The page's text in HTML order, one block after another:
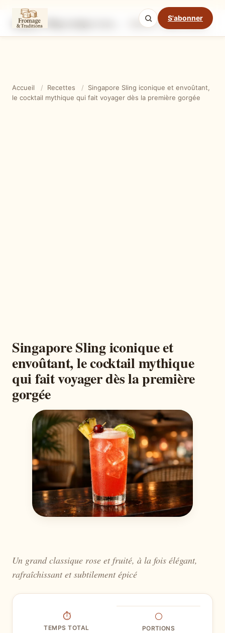
S'abonner
Ingrédients Étapes
Mode cuisine
Accueil / Recettes /
Singapore Sling iconique et envoûtant,
le cocktail mythique qui fait voyager dès la première gorgée
Singapore Sling iconique et
envoûtant, le cocktail mythique
qui fait voyager dès la première
gorgée
Un grand classique rose et fruité, à la fois élégant,
rafraîchissant et subtilement épicé
⏱
TEMPS TOTAL
⚪
PORTIONS